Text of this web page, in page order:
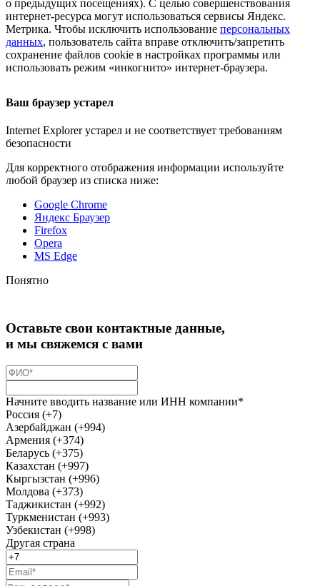
о предыдущих посещениях). С целью совершенствования
интернет-ресурса могут использоваться сервисы Яндекс.
Метрика. Чтобы исключить использование персональных
данных, пользователь сайта вправе отключить/запретить
сохранение файлов cookie в настройках программы или
использовать режим «инкогнито» интернет-браузера.
Ваш браузер устарел
Internet Explorer устарел и не соответствует требованиям
безопасности
Для корректного отображения информации используйте
любой браузер из списка ниже:
Google Chrome
Яндекс Браузер
Firefox
Opera
MS Edge
Понятно
Оставьте свои контактные данные,
и мы свяжемся с вами
Начните вводить название или ИНН компании*
Россия (+7)
Азербайджан (+994)
Армения (+374)
Беларусь (+375)
Казахстан (+997)
Кыргызстан (+996)
Молдова (+373)
Таджикистан (+992)
Туркменистан (+993)
Узбекистан (+998)
Другая страна